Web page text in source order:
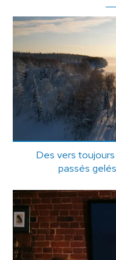
Des vers
passés